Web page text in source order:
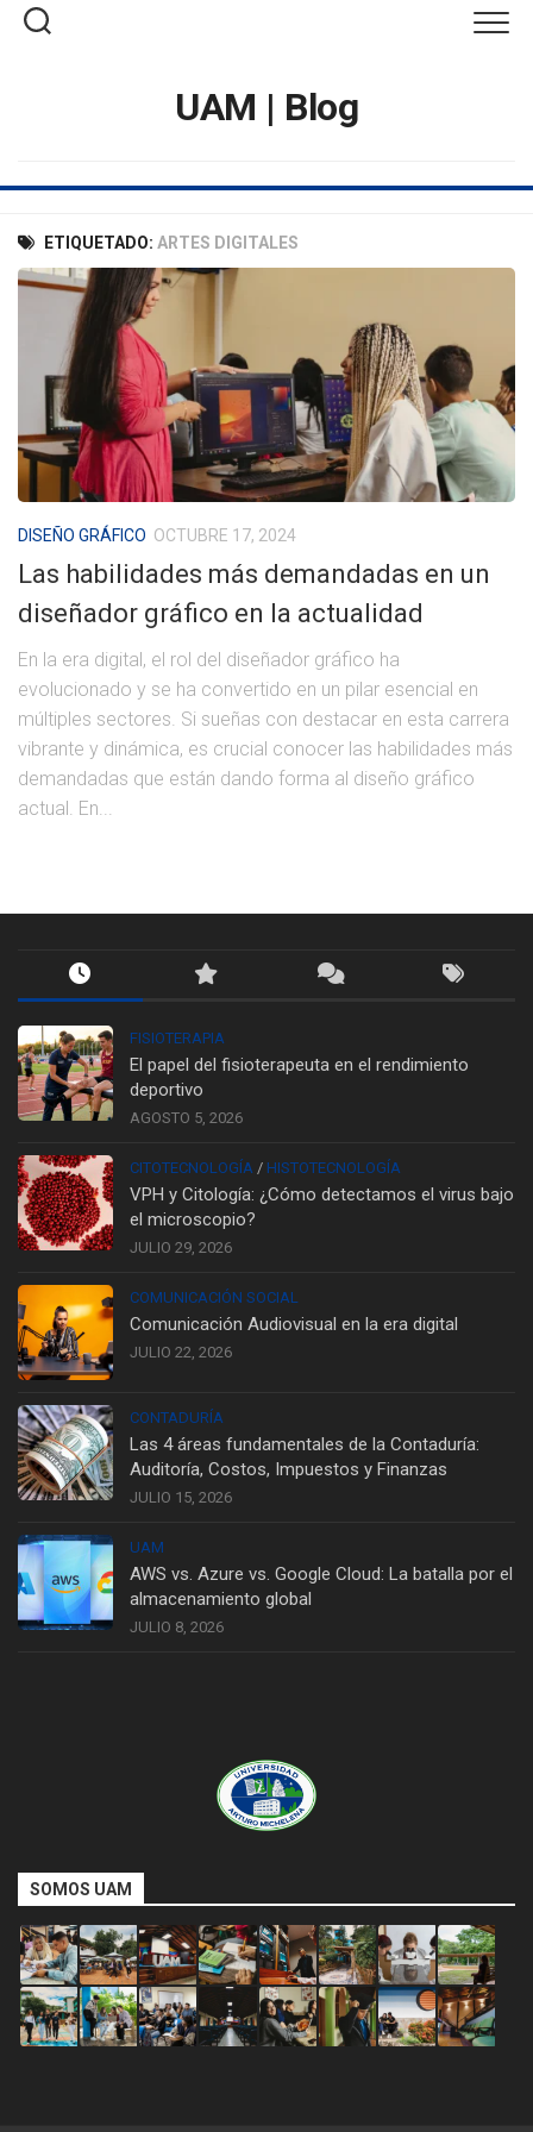
Saltar
UAM | Blog
ETIQUETADO: ARTES DIGITALES
DISEÑO GRÁFICO OCTUBRE 17, 2024
Las habilidades más demandadas en un
diseñador gráfico en la actualidad
En la era digital, el rol del diseñador gráfico ha
evolucionado y se ha convertido en un pilar esencial en
múltiples sectores. Si sueñas con destacar en esta carrera
vibrante y dinámica, es crucial conocer las habilidades más
demandadas que están dando forma al diseño gráfico
actual. En...
FISIOTERAPIA
El papel del fisioterapeuta en el rendimiento
deportivo
AGOSTO 5, 2026
CITOTECNOLOGÍA / HISTOTECNOLOGÍA
VPH y Citología: ¿Cómo detectamos el virus bajo
el microscopio?
JULIO 29, 2026
COMUNICACIÓN SOCIAL
Comunicación Audiovisual en la era digital
JULIO 22, 2026
CONTADURÍA
Las 4 áreas fundamentales de la Contaduría:
Auditoría, Costos, Impuestos y Finanzas
JULIO 15, 2026
UAM
AWS vs. Azure vs. Google Cloud: La batalla por el
almacenamiento global
JULIO 8, 2026
SOMOS UAM